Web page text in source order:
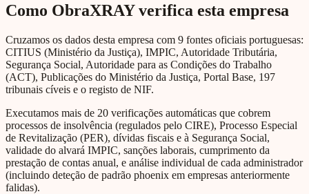
Como ObraXRAY verifica esta empresa
Cruzamos os dados desta empresa com 9 fontes oficiais portuguesas:
CITIUS (Ministério da Justiça), IMPIC, Autoridade Tributária,
Segurança Social, Autoridade para as Condições do Trabalho
(ACT), Publicações do Ministério da Justiça, Portal Base, 197
tribunais cíveis e o registo de NIF.
Executamos mais de 20 verificações automáticas que cobrem
processos de insolvência (regulados pelo CIRE), Processo Especial
de Revitalização (PER), dívidas fiscais e à Segurança Social,
validade do alvará IMPIC, sanções laborais, cumprimento da
prestação de contas anual, e análise individual de cada administrador
(incluindo deteção de padrão phoenix em empresas anteriormente
falidas).